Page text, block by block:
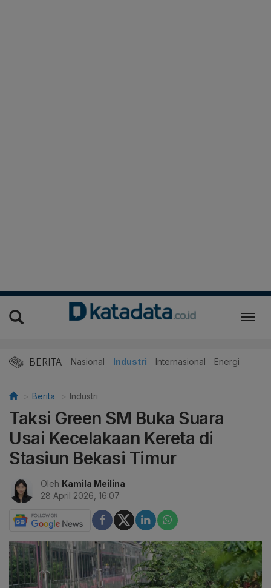
BERITA Nasional Industri Internasional Energi
Berita Industri
Taksi Green SM Buka Suara
Usai Kecelakaan Kereta di
Stasiun Bekasi Timur
Oleh Kamila Meilina
28 April 2026, 16:07